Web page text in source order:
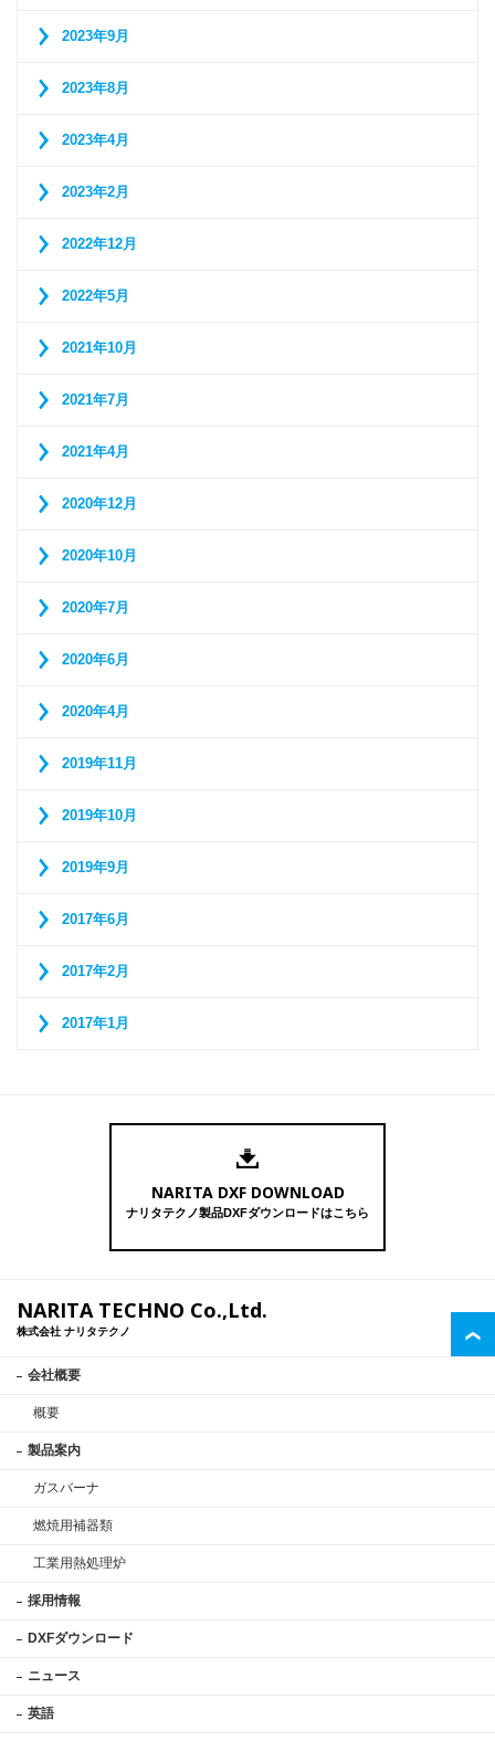
2023年9月
2023年8月
2023年4月
2023年2月
2022年12月
2022年5月
2021年10月
2021年7月
2021年4月
2020年12月
2020年10月
2020年7月
2020年6月
2020年4月
2019年11月
2019年10月
2019年9月
2017年6月
2017年2月
2017年1月
NARITA DXF DOWNLOAD
ナリタテクノ製品DXFダウンロードはこちら
NARITA TECHNO Co.,Ltd.
株式会社 ナリタテクノ
会社概要
概要
製品案内
ガスバーナ
燃焼用補器類
工業用熱処理炉
採用情報
DXFダウンロード
ニュース
英語